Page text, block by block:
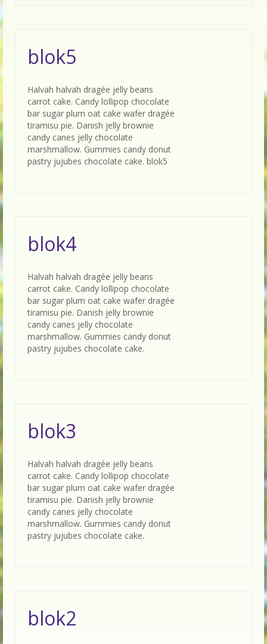
blok5
Halvah halvah dragée jelly beans
carrot cake. Candy lollipop chocolate
bar sugar plum oat cake wafer dragée
tiramisu pie. Danish jelly brownie
candy canes jelly chocolate
marshmallow. Gummies candy donut
pastry jujubes chocolate cake. blok5
blok4
Halvah halvah dragée jelly beans
carrot cake. Candy lollipop chocolate
bar sugar plum oat cake wafer dragée
tiramisu pie. Danish jelly brownie
candy canes jelly chocolate
marshmallow. Gummies candy donut
pastry jujubes chocolate cake.
blok3
Halvah halvah dragée jelly beans
carrot cake. Candy lollipop chocolate
bar sugar plum oat cake wafer dragée
tiramisu pie. Danish jelly brownie
candy canes jelly chocolate
marshmallow. Gummies candy donut
pastry jujubes chocolate cake.
blok2